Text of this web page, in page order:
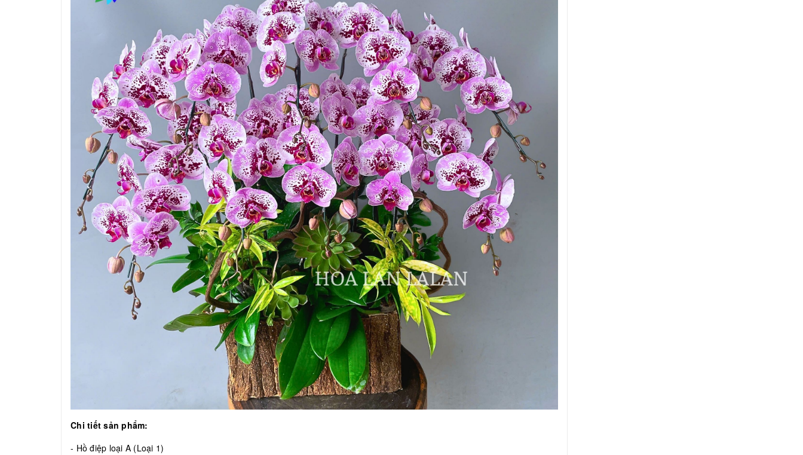
Chi tiết sản phẩm:
- Hồ điệp loại A (Loại 1)